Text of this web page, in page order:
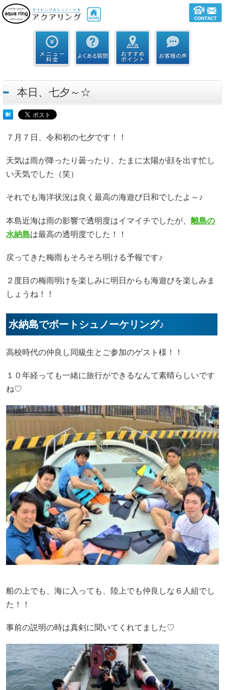
本日、七夕～☆
７月７日、令和初の七夕です！！
天気は雨が降ったり曇ったり、たまに太陽が顔を出す忙し
い天気でした（笑）
それでも海洋状況は良く最高の海遊び日和でしたよ～♪
本島近海は雨の影響で透明度はイマイチでしたが、 離島の
水納島は最高の透明度でした！！
戻ってきた梅雨もそろそろ明ける予報です♪
２度目の梅雨明けを楽しみに明日からも海遊びを楽しみま
しょうね！！
水納島でボートシュノーケリング♪
高校時代の仲良し同級生とご参加のゲスト様！！
１０年経っても一緒に旅行ができるなんて素晴らしいです
ね♡
船の上でも、海に入っても、陸上でも仲良しな６人組でし
た！！
事前の説明の時は真剣に聞いてくれてました♡